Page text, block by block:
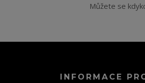
Můžete se
INFORMACE